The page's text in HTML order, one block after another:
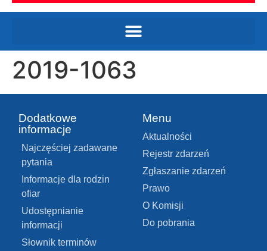
2019-1063
Dodatkowe
informacje
Najczęściej zadawane
pytania
Informacje dla rodzin
ofiar
Udostępnianie
informacji
Słownik terminów
Menu
Aktualności
Rejestr zdarzeń
Zgłaszanie zdarzeń
Prawo
O Komisji
Do pobrania